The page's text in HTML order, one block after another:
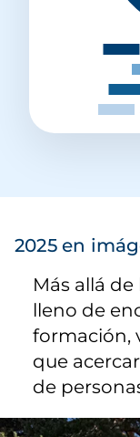
2025 en
Más allá de
lleno de
formación,
que
de